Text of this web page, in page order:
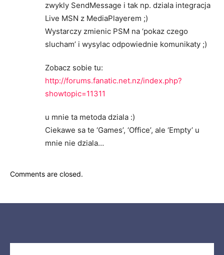
zwykly SendMessage i tak np. dziala integracja
Live MSN z MediaPlayerem ;)
Wystarczy zmienic PSM na ‘pokaz czego
slucham’ i wysylac odpowiednie komunikaty ;)
Zobacz sobie tu:
http://forums.fanatic.net.nz/index.php?
showtopic=11311
u mnie ta metoda dziala :)
Ciekawe sa te ‘Games’, ‘Office’, ale ‘Empty’ u
mnie nie dziala…
Comments are closed.